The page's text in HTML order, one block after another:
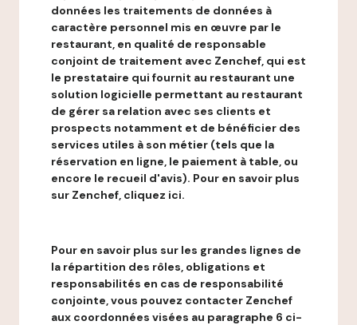
données les traitements de données à
caractère personnel mis en œuvre par le
restaurant, en qualité de responsable
conjoint de traitement avec Zenchef, qui est
le prestataire qui fournit au restaurant une
solution logicielle permettant au restaurant
de gérer sa relation avec ses clients et
prospects notamment et de bénéficier des
services utiles à son métier (tels que la
réservation en ligne, le paiement à table, ou
encore le recueil d'avis). Pour en savoir plus
sur Zenchef, cliquez ici.
Pour en savoir plus sur les grandes lignes de
la répartition des rôles, obligations et
responsabilités en cas de responsabilité
conjointe, vous pouvez contacter Zenchef
aux coordonnées visées au paragraphe 6 ci-